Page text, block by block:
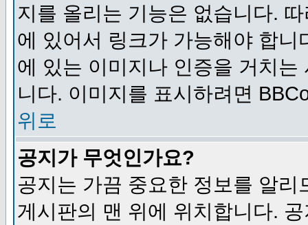
지를 올리는 기능은 없습니다.
에 있어서 링크가 가능해야 합
에 있는 이미지나 인증을 거치
니다. 이미지를 표시하려면
위로
공지가 무엇인가요?
공지는 가끔 중요한 정보를 알
게시판의 맨 위에 위치합니다.